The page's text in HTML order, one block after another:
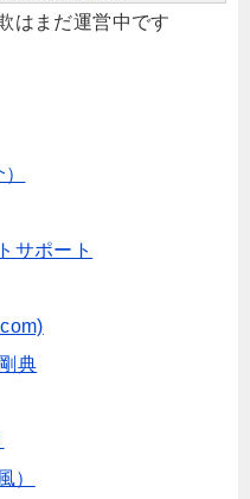
はまだ運営中です
サポート
典
）